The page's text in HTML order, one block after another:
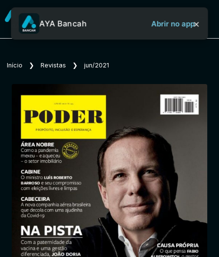
Sobre o Aya Bancah
Revistas
Jornais
Notícias
Entrar
AYA Bancah Abrir no app×
Início ❯ Revistas ❯ jun/2021